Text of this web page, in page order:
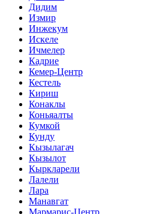
Дидим
Измир
Инжекум
Искеле
Ичмелер
Кадрие
Кемер-Центр
Кестель
Кириш
Конаклы
Коньяалты
Кумкой
Кунду
Кызылагач
Кызылот
Кыркларели
Лалели
Лара
Манавгат
Мармарис-Центр